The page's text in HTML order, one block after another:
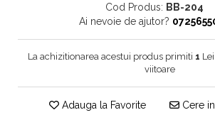
Set Avioane si submarine
Seturi de rufe
Cod Produs: BB-204
Ai nevoie de ajutor?
La achizitionarea acestui produs primiti 1
viitoare
Adauga la Favorite Cere